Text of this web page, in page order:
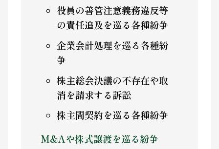
役員の善管注意義務違反等
の責任追及を巡る各種紛争
企業会計処理を巡る各種紛
争
株主総会決議の不存在や取
消を請求する訴訟
株主間契約を巡る各種紛争
M&Aや株式譲渡を巡る紛争